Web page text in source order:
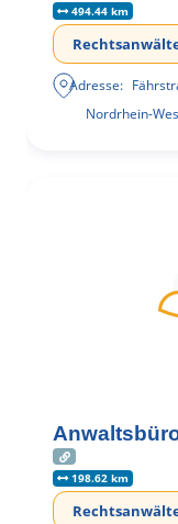
494.44 km
Adresse:
Nordrhein-
198.62 km